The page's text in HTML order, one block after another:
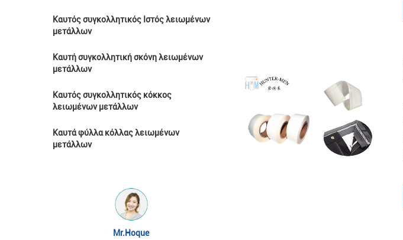
Καυτός συγκολλητικός Ιστός λειωμένων
μετάλλων
Καυτή συγκολλητική σκόνη λειωμένων
μετάλλων
Καυτός συγκολλητικός κόκκος
λειωμένων μετάλλων
Καυτά φύλλα κόλλας λειωμένων
μετάλλων
Mr.Hoque